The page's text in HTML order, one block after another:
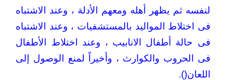
لنفسه ثم يظهر أهله ومعهم الأدلة ، وعند الاشتباه
فى اختلاط المواليد بالمستشفيات ، وعند الاشتباه
فى حالة أطفال الانابيب ، وعند اختلاط الأطفال
فى الحروب والكوارث ، وأخيراً لمنع الوصول إلى
اللعان().